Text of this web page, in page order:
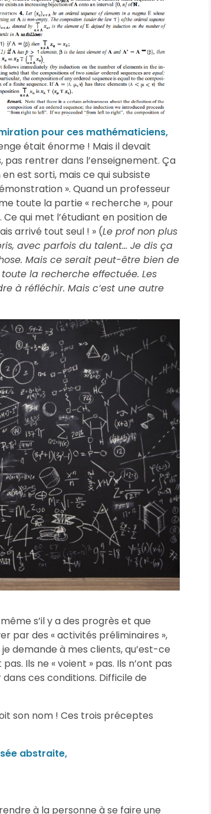
pour ces mathématiciens,
était énorme ! Mais il devait
pas rentrer dans l’enseignement. Ça
est sorti, mais ce qui subsiste
». Quand un professeur
toute la partie « recherche », pour
qui met l’étudiant en position de
arrivé tout seul ! » (Le prof non plus
avec parfois du talent… Je dis ça
Mais ce serait peut-être bien de
la recherche effectuée. Les
à réfléchir. Mais c’est une autre
s’il y a des progrès et que
par des « activités préliminaires »,
demande à mes clients, qu’est-ce
Ils ne « voient » pas. Ils n’ont pas
ces conditions. Difficile de
son nom ! Ces trois préceptes
abstraite,
à la personne à se faire une